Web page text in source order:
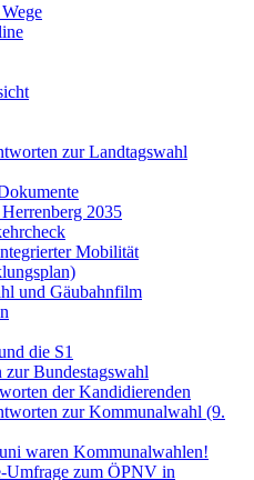
zur Landtagswahl
2035
Mobilität
und Gäubahnfilm
die S1
zur Bundestagswahl
der Kandidierenden
zur Kommunalwahl (9.
waren Kommunalwahlen!
Umfrage zum ÖPNV in